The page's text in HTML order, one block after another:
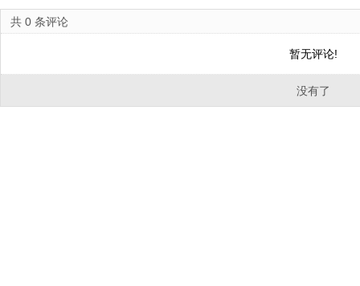
共 0 条评论
暂无评论!
没有了